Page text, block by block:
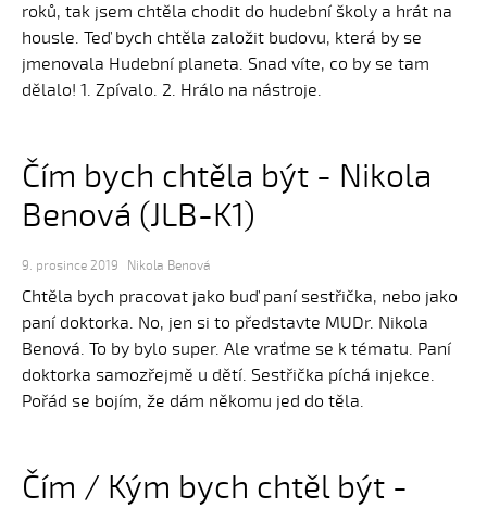
roků, tak jsem chtěla chodit do hudební školy a hrát na
housle. Teď bych chtěla založit budovu, která by se
jmenovala Hudební planeta. Snad víte, co by se tam
dělalo! 1. Zpívalo. 2. Hrálo na nástroje.
Čím bych chtěla být - Nikola
Benová (JLB-K1)
9. prosince 2019 Nikola Benová
Chtěla bych pracovat jako buď paní sestřička, nebo jako
paní doktorka. No, jen si to představte MUDr. Nikola
Benová. To by bylo super. Ale vraťme se k tématu. Paní
doktorka samozřejmě u dětí. Sestřička píchá injekce.
Pořád se bojím, že dám někomu jed do těla.
Čím / Kým bych chtěl být -